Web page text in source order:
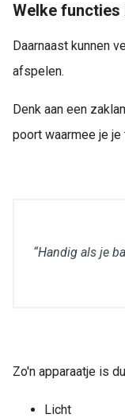
Welke functies
Daarnaast kunnen
afspelen.
Denk aan een
poort waarmee je
“Handig als je
Zo'n apparaatje is
Licht